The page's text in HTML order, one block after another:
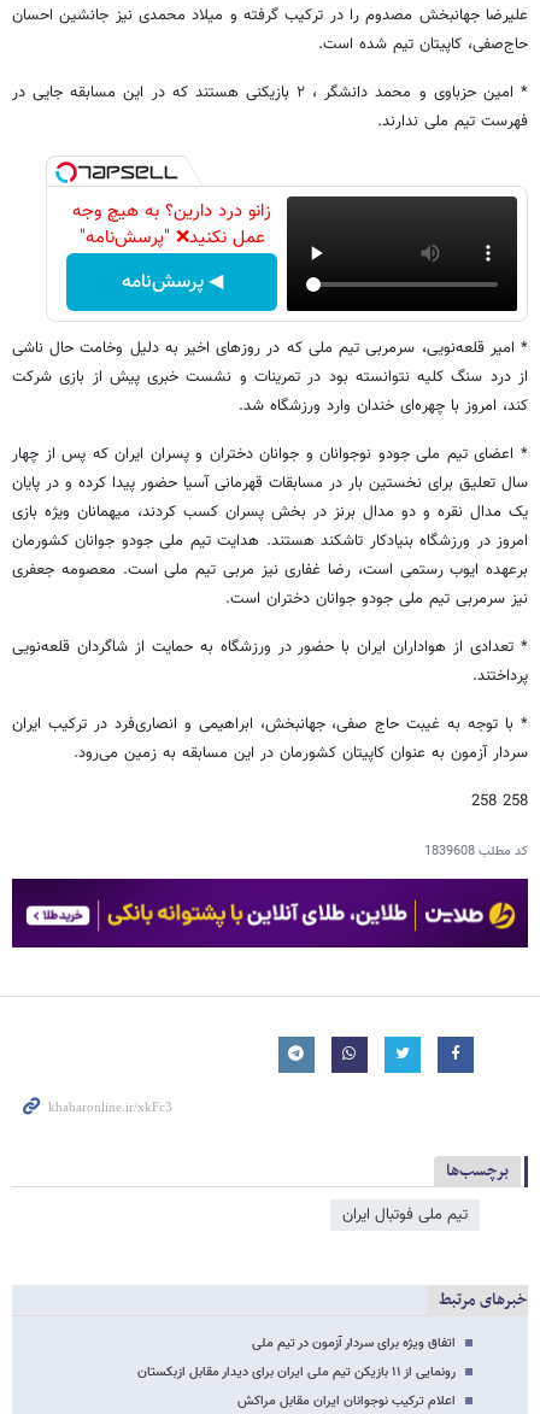
علیرضا جهانبخش مصدوم را در ترکیب گرفته و میلاد محمدی نیز جانشین احسان
حاج‌صفی، کاپیتان تیم شده است.
* امین حزباوی و محمد دانشگر ، ۲ بازیکنی هستند که در این مسابقه جایی در
فهرست تیم ملی ندارند.
زانو درد دارین؟ به هیچ وجه
عمل نکنید❌ "پرسش‌نامه"
◀ پرسش‌نامه
* امیر قلعه‌نویی، سرمربی تیم ملی که در روزهای اخیر به دلیل وخامت حال ناشی
از درد سنگ کلیه نتوانسته بود در تمرینات و نشست خبری پیش از بازی شرکت
کند، امروز با چهره‌ای خندان وارد ورزشگاه شد.
* اعضای تیم ملی جودو نوجوانان و جوانان دختران و پسران ایران که پس از چهار
سال تعلیق برای نخستین بار در مسابقات قهرمانی آسیا حضور پیدا کرده و در پایان
یک مدال نقره و دو مدال برنز در بخش پسران کسب کردند، میهمانان ویژه بازی
امروز در ورزشگاه بنیادکار تاشکند هستند. هدایت تیم ملی جودو جوانان کشورمان
برعهده ایوب رستمی است، رضا غفاری نیز مربی تیم ملی است. معصومه جعفری
نیز سرمربی تیم ملی جودو جوانان دختران است.
* تعدادی از هواداران ایران با حضور در ورزشگاه به حمایت از شاگردان قلعه‌نویی
پرداختند.
* با توجه به غیبت حاج صفی، جهانبخش، ابراهیمی و انصاری‌فرد در ترکیب ایران
سردار آزمون به عنوان کاپیتان کشورمان در این مسابقه به زمین می‌رود.
258 258
کد مطلب1839608
برچسب‌ها
تیم ملی فوتبال ایران
خبرهای مرتبط
اتفاق ویژه برای سردار آزمون در تیم ملی
رونمایی از ۱۱ بازیکن تیم ملی ایران برای دیدار مقابل ازبکستان
اعلام ترکیب نوجوانان ایران مقابل مراکش